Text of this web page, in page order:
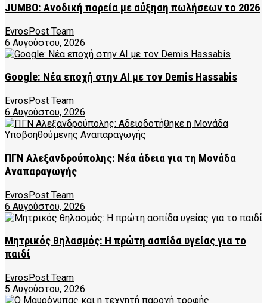
JUMBO: Ανοδική πορεία με αύξηση πωλήσεων το 2026
EvrosPost Team
6 Αυγούστου, 2026
Google: Νέα εποχή στην AI με τον Demis Hassabis
EvrosPost Team
6 Αυγούστου, 2026
ΠΓΝ Αλεξανδρούπολης: Νέα άδεια για τη Μονάδα
Αναπαραγωγής
EvrosPost Team
6 Αυγούστου, 2026
Μητρικός θηλασμός: Η πρώτη ασπίδα υγείας για το
παιδί
EvrosPost Team
5 Αυγούστου, 2026